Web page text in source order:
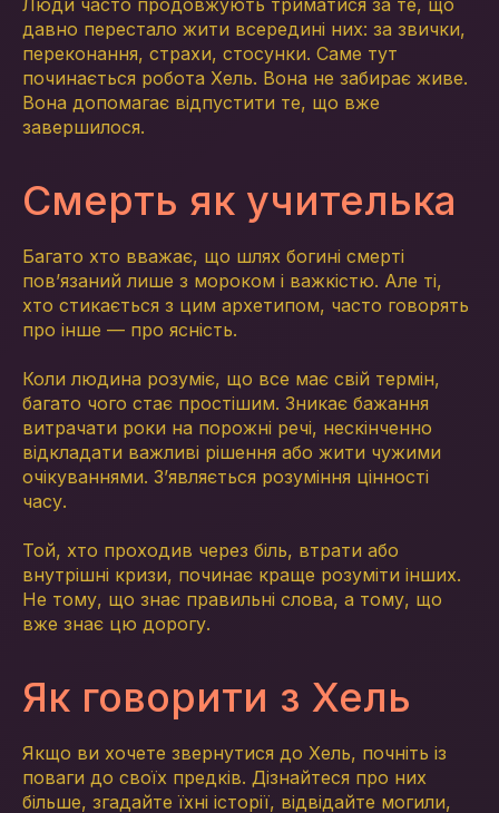
Люди часто продовжують триматися за те, що
давно перестало жити всередині них: за звички,
переконання, страхи, стосунки. Саме тут
починається робота Хель. Вона не забирає живе.
Вона допомагає відпустити те, що вже
завершилося.
Смерть як учителька
Багато хто вважає, що шлях богині смерті
пов’язаний лише з мороком і важкістю. Але ті,
хто стикається з цим архетипом, часто говорять
про інше — про ясність.
Коли людина розуміє, що все має свій термін,
багато чого стає простішим. Зникає бажання
витрачати роки на порожні речі, нескінченно
відкладати важливі рішення або жити чужими
очікуваннями. З’являється розуміння цінності
часу.
Той, хто проходив через біль, втрати або
внутрішні кризи, починає краще розуміти інших.
Не тому, що знає правильні слова, а тому, що
вже знає цю дорогу.
Як говорити з Хель
Якщо ви хочете звернутися до Хель, почніть із
поваги до своїх предків. Дізнайтеся про них
більше, згадайте їхні історії, відвідайте могили,